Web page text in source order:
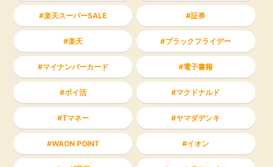
楽天スーパーSALE 証券
楽天 ブラックフライデー
マイナンバーカード 電子書籍
ポイ活 マクドナルド
Tマネー ヤマダデンキ
WAON POINT イオン